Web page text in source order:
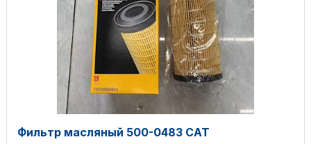
Фильтр масляный 500-0483 CAT